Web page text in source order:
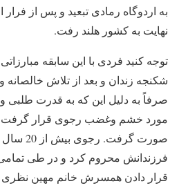
به اردوگاه رمادی تبعید و پس از
نهایت به کشور هلند رفت.
توجه کنید فردی با این سابقه
شکنجه زندان و بعد از تلاش
صرفاً به دلیل این که به قدرت طلبی
مورد خشم وغضب رجوی قرار گرفت و
صورت
فرزندانش محروم کرد و در طی
قرار دادن همسرش خانم مهین نظری